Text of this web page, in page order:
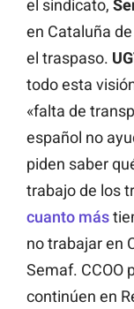
el sindicato,
en Cataluña
el traspaso.
todo esta
«falta de
español no
piden saber
trabajo de los
cuanto más
no trabajar en
Semaf. CCOO
continúen en